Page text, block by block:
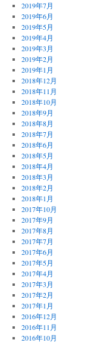
2019年7月
2019年6月
2019年5月
2019年4月
2019年3月
2019年2月
2019年1月
2018年12月
2018年11月
2018年10月
2018年9月
2018年8月
2018年7月
2018年6月
2018年5月
2018年4月
2018年3月
2018年2月
2018年1月
2017年10月
2017年9月
2017年8月
2017年7月
2017年6月
2017年5月
2017年4月
2017年3月
2017年2月
2017年1月
2016年12月
2016年11月
2016年10月